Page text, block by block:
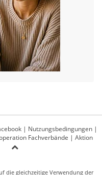
| Nutzungsbedingungen |
Fachverbände | Aktion
die gleichzeitige Verwendung der